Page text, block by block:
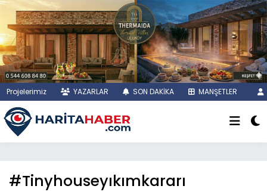
Projelerimiz YAZARLAR SON DAKİKA MANŞETLER
#Tinyhouseyıkımkararı